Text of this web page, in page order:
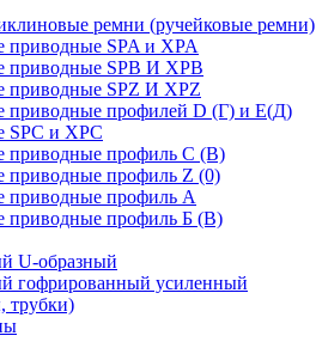
ремни (ручейковые ремни)
приводные SPA и XPA
приводные SPB И XPB
приводные SPZ И XPZ
приводные профилей D (Г) и Е(Д)
SPC и XPC
приводные профиль C (В)
приводные профиль Z (0)
приводные профиль А
приводные профиль Б (B)
U-образный
гофрированный усиленный
трубки)